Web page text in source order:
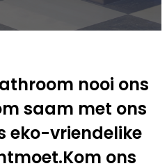
nooi ons
saam met ons
eko-vriendelike
ons